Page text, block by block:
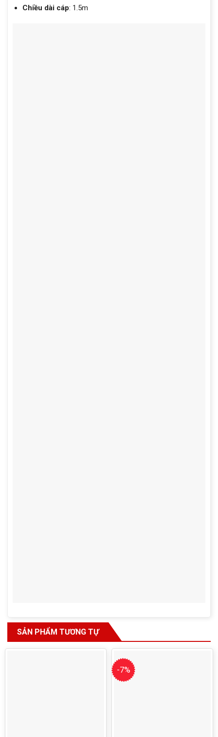
Chiều dài cáp: 1.5m
SẢN PHẨM TƯƠNG TỰ
-7%